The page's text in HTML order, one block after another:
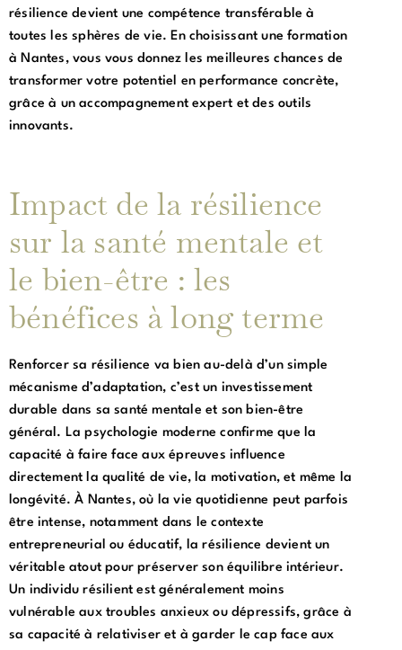
résilience devient une compétence transférable à
toutes les sphères de vie. En choisissant une formation
à Nantes, vous vous donnez les meilleures chances de
transformer votre potentiel en performance concrète,
grâce à un accompagnement expert et des outils
innovants.
Impact de la résilience
sur la santé mentale et
le bien-être : les
bénéfices à long terme
Renforcer sa résilience va bien au-delà d’un simple
mécanisme d’adaptation, c’est un investissement
durable dans sa santé mentale et son bien-être
général. La psychologie moderne confirme que la
capacité à faire face aux épreuves influence
directement la qualité de vie, la motivation, et même la
longévité. À Nantes, où la vie quotidienne peut parfois
être intense, notamment dans le contexte
entrepreneurial ou éducatif, la résilience devient un
véritable atout pour préserver son équilibre intérieur.
Un individu résilient est généralement moins
vulnérable aux troubles anxieux ou dépressifs, grâce à
sa capacité à relativiser et à garder le cap face aux